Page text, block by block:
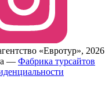
«Евротур», 2026
— Фабрика турсайтов